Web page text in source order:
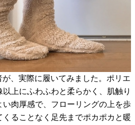
が、実際に履いてみました。ポリエ
上にふわふわと柔らかく、肌触り
肉厚感で、フローリングの上を歩
ることなく足先までポカポカと暖